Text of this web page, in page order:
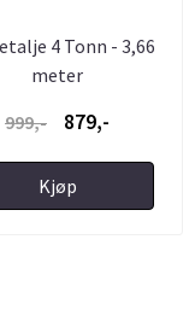
4 Tonn - 3,66
meter
999,-
879,-
Kjøp